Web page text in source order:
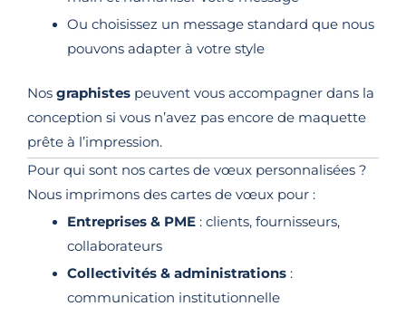
Ou choisissez un message standard que nous
pouvons adapter à votre style
Nos graphistes peuvent vous accompagner dans la
conception si vous n’avez pas encore de maquette
prête à l’impression.
Pour qui sont nos cartes de vœux personnalisées ?
Nous imprimons des cartes de vœux pour :
Entreprises & PME: clients, fournisseurs,
collaborateurs
Collectivités & administrations:
communication institutionnelle